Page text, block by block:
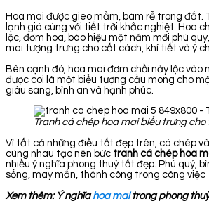
Hoa mai được gieo mầm, bám rễ trong đất.
lạnh giá cùng với tiết trời khắc nghiệt. Hoa
lộc, đơm hoa, báo hiệu một năm mới phú
mai tượng trưng cho cốt cách, khí tiết và ý
Bên cạnh đó, hoa mai đơm chồi nảy lộc vào
được coi là một biểu tượng cầu mong cho
giàu sang, bình an và hạnh phúc.
Tranh cá chép hoa mai biểu trưng cho
Vì tất cả những điều tốt đẹp trên, cá chép
cùng nhau tạo nên bức tranh cá chép hoa
nhiều ý nghĩa phong thuỷ tốt đẹp. Phú quý,
sống, may mắn, thành công trong công việc
Xem thêm: Ý nghĩahoa maitrong phong thuỷ